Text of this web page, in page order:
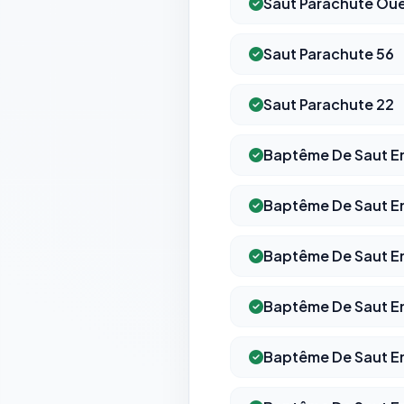
Saut Parachute 56
Saut Parachute 22
Baptême De Saut
Baptême De Saut
Baptême De Saut
Baptême De Saut
Baptême De Saut